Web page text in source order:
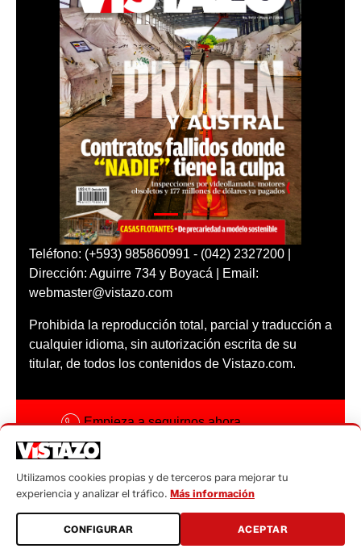
Teléfono: (+593) 985860991 - (042) 2327200 |
Dirección: Aguirre 734 y Boyacá | Email:
webmaster@vistazo.com
Prohibida la reproducción total, parcial y traducción a
cualquier idioma, sin autorización escrita de su
titular, de todos los contenidos de Vistazo.com.
Empieza a seguirnos ahora
Código ética
Sugerencias a:
sugerencias@vistazo.com
Utilizamos cookies propias y de terceros para mejorar tu
experiencia y analizar el tráfico. Más información
CONFIGURAR ACEPTAR